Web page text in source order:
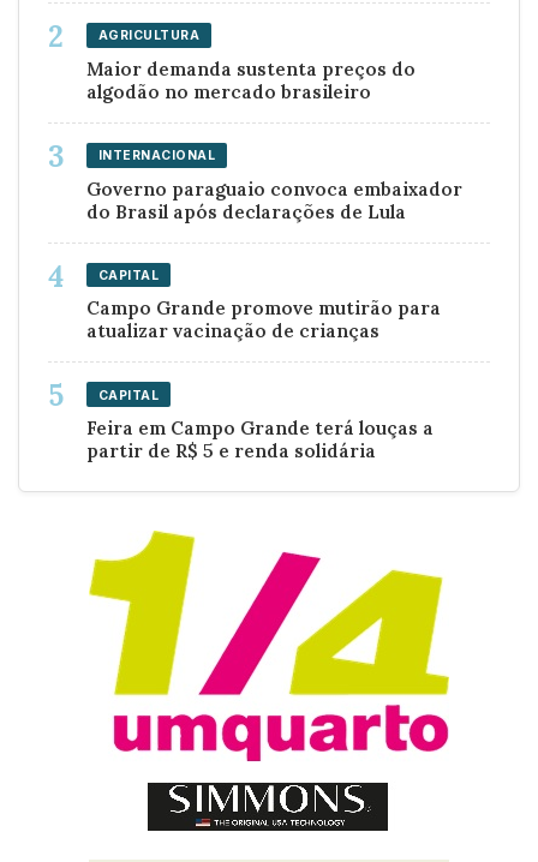
AGRICULTURA
Maior demanda sustenta preços do
algodão no mercado brasileiro
INTERNACIONAL
Governo paraguaio convoca embaixador
do Brasil após declarações de Lula
CAPITAL
Campo Grande promove mutirão para
atualizar vacinação de crianças
CAPITAL
Feira em Campo Grande terá louças a
partir de R$ 5 e renda solidária